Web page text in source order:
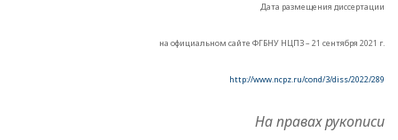
Дата размещения диссертации
на официальном сайте ФГБНУ НЦПЗ – 21 сентября 2021 г.
http://www.ncpz.ru/cond/3/diss/2022/289
На правах рукописи